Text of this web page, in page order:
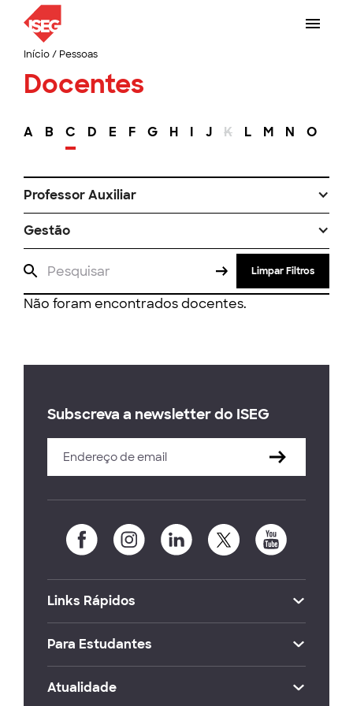
Início/ Pessoas
Docentes
A B C D E F G H I J K L M N O
Professor Auxiliar
Gestão
Limpar Filtros
Não foram encontrados docentes.
Subscreva a newsletter do ISEG
Links Rápidos
Para Estudantes
Atualidade